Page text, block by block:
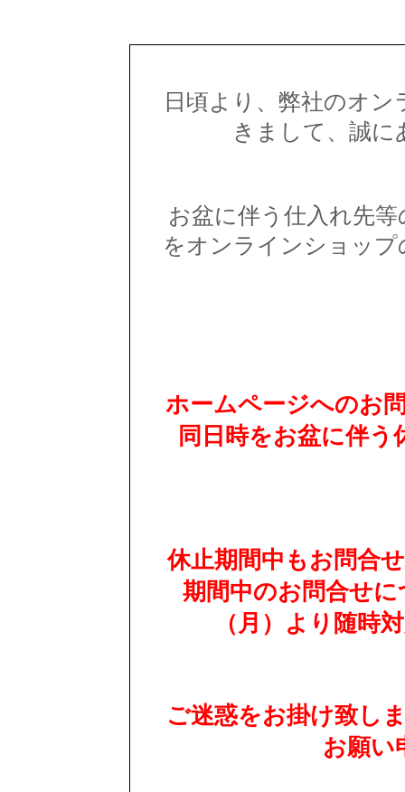
日頃より、弊社のオ
きまして、誠
お盆に伴う仕入れ先
をオンラインショッ
ホームページへのお
同日時をお盆に伴
休止期間中もお問合
期間中のお問合せ
（月）より随時
ご迷惑をお掛け致し
お願い